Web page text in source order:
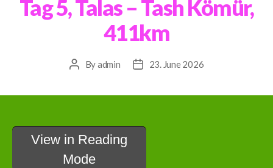
Tag 5, Talas – Tash Kömür,
411km
Post
Byadmin
Post23. June 2026
View in Reading
Mode